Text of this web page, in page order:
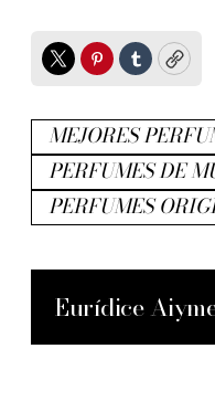
TwitterPinterest
TumblrCopy
MEJORES
PERFUMES DE
PERFUMES
Eurídice